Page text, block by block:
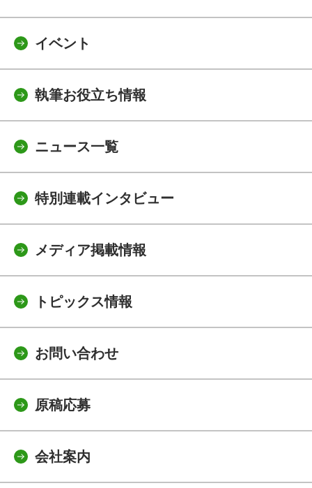
イベント
執筆お役立ち情報
ニュース一覧
特別連載インタビュー
メディア掲載情報
トピックス情報
お問い合わせ
原稿応募
会社案内